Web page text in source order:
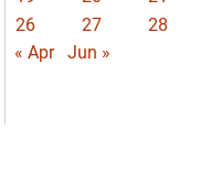
26
27 28
« Apr
Jun »